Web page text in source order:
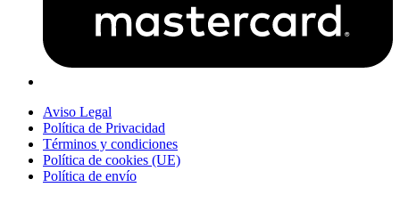
Aviso Legal
Política de Privacidad
Términos y condiciones
Política de cookies (UE)
Política de envío